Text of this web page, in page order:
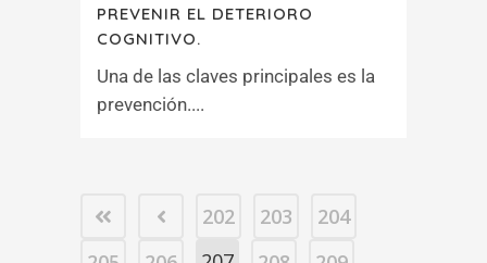
PREVENIR EL DETERIORO
COGNITIVO.
Una de las claves principales es la
prevención....
202 203
204